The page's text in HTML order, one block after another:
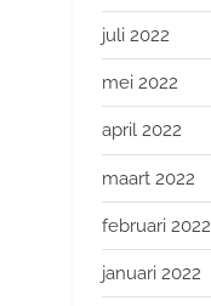
juli 2022
mei 2022
april 2022
maart 2022
februari 2022
januari 2022